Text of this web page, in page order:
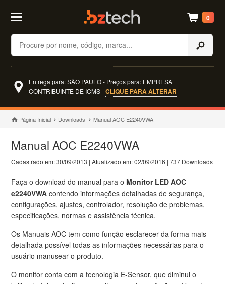
Buscar
0
Entrega para: SÃO PAULO - Preços para: EMPRESA
CONTRIBUINTE DE ICMS -CLIQUE PARA ALTERAR
Página Inicial Downloads Manual AOC E2240VWA
Manual AOC E2240VWA
Cadastrado em: 30/09/2013 | Atualizado em: 02/09/2016 | 737 Downloads
Faça o download do manual para o Monitor LED AOC
e2240VWA contendo informações detalhadas de segurança,
configurações, ajustes, controlador, resolução de problemas,
especificações, normas e assistência técnica.
Os Manuais AOC tem como função esclarecer da forma mais
detalhada possível todas as informações necessárias para o
usuário manusear o produto.
O monitor conta com a tecnologia E-Sensor, que diminui o